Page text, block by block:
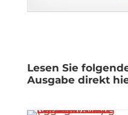
Lesen Sie
Ausgabe direkt